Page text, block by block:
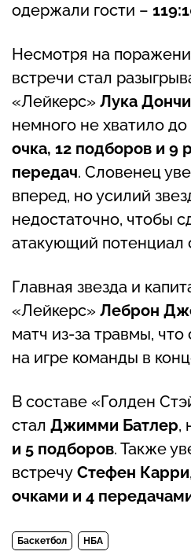
одержали гости – 119
Несмотря на
встречи стал
«Лейкерс» Лука
немного не хватило
очка, 12 подборов и 9
передач. Словенец
вперед, но усилий
недостаточно, чтобы
атакующий потенциал
Главная звезда и
«Лейкерс» Леброн
матч из-за травмы,
на игре команды в
В составе «Голден
стал Джимми Батлер,
и 5 подборов. Также
встречу Стефен Карри
очками и 4
Баскетбол НБА